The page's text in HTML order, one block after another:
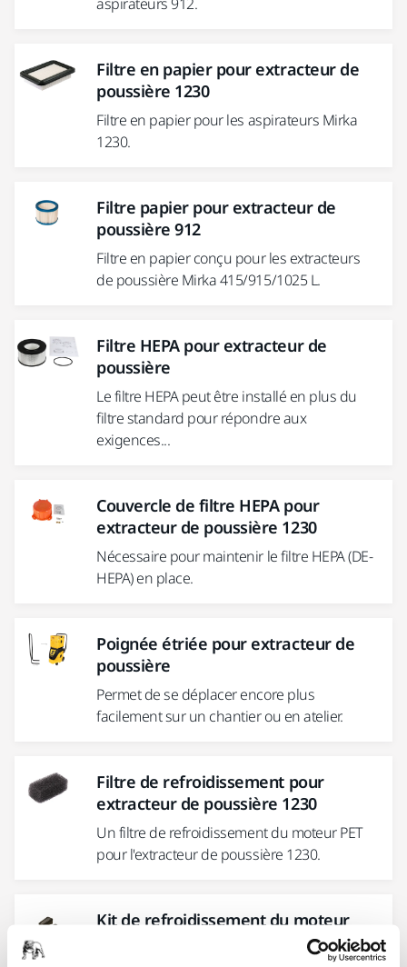
Filtre en papier pour extracteur de
poussière 1230
Filtre en papier pour les aspirateurs Mirka
1230.
Filtre papier pour extracteur de
poussière 912
Filtre en papier conçu pour les extracteurs
de poussière Mirka 415/915/1025 L.
Filtre HEPA pour extracteur de
poussière
Le filtre HEPA peut être installé en plus du
filtre standard pour répondre aux
exigences...
Couvercle de filtre HEPA pour
extracteur de poussière 1230
Nécessaire pour maintenir le filtre HEPA (DE-
HEPA) en place.
Poignée étriée pour extracteur de
poussière
Permet de se déplacer encore plus
facilement sur un chantier ou en atelier.
Filtre de refroidissement pour
extracteur de poussière 1230
Un filtre de refroidissement du moteur PET
pour l'extracteur de poussière 1230.
Kit de refroidissement du moteur
pour extracteur de poussière 912